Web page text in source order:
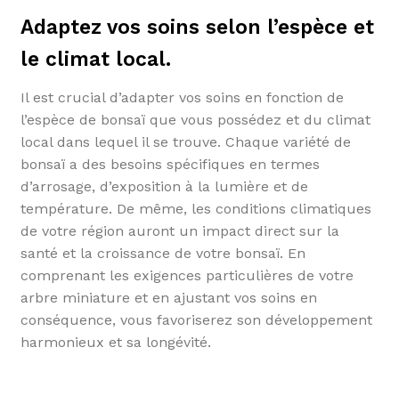
Adaptez vos soins selon l’espèce et
le climat local.
Il est crucial d’adapter vos soins en fonction de
l’espèce de bonsaï que vous possédez et du climat
local dans lequel il se trouve. Chaque variété de
bonsaï a des besoins spécifiques en termes
d’arrosage, d’exposition à la lumière et de
température. De même, les conditions climatiques
de votre région auront un impact direct sur la
santé et la croissance de votre bonsaï. En
comprenant les exigences particulières de votre
arbre miniature et en ajustant vos soins en
conséquence, vous favoriserez son développement
harmonieux et sa longévité.